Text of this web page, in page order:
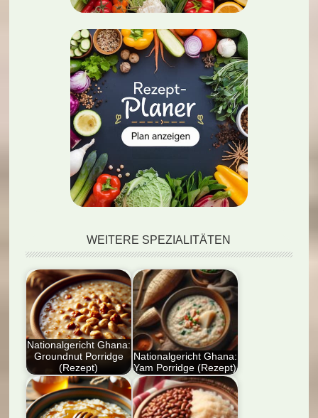
WEITERE SPEZIALITÄTEN
Nationalgericht Ghana:
Groundnut Porridge
(Rezept)
Entdecken Sie das
Nationalgericht
Nationalgericht Ghana:
Yam Porridge (Rezept)
Entdecken Sie das
Nationalgericht